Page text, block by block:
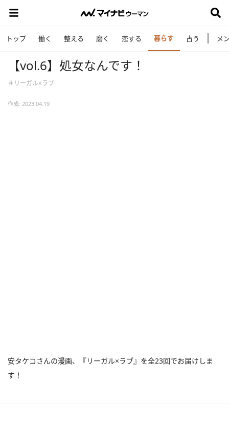
トップ 働く 整える 磨く 恋する 暮らす 占う メ
【vol.6】処女なんです！
＃リーガル×ラブ
作成: 2023.04.19
安タケコさんの漫画、『リーガル×ラブ』を全23回でお届けしま
す！